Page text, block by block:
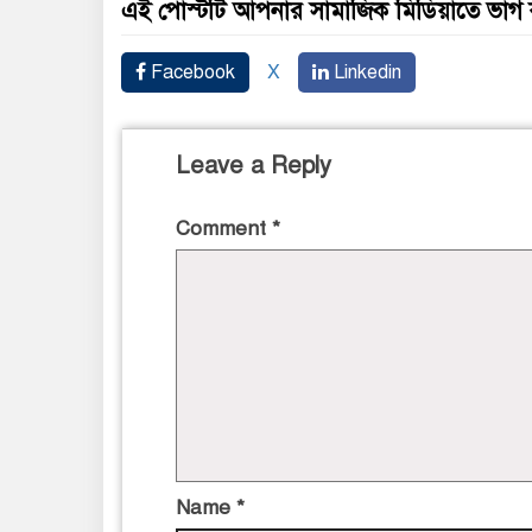
এই পোস্টটি আপনার সামাজিক মিডিয়াতে
Facebook X Linkedin
Leave a Reply
Comment *
Name *